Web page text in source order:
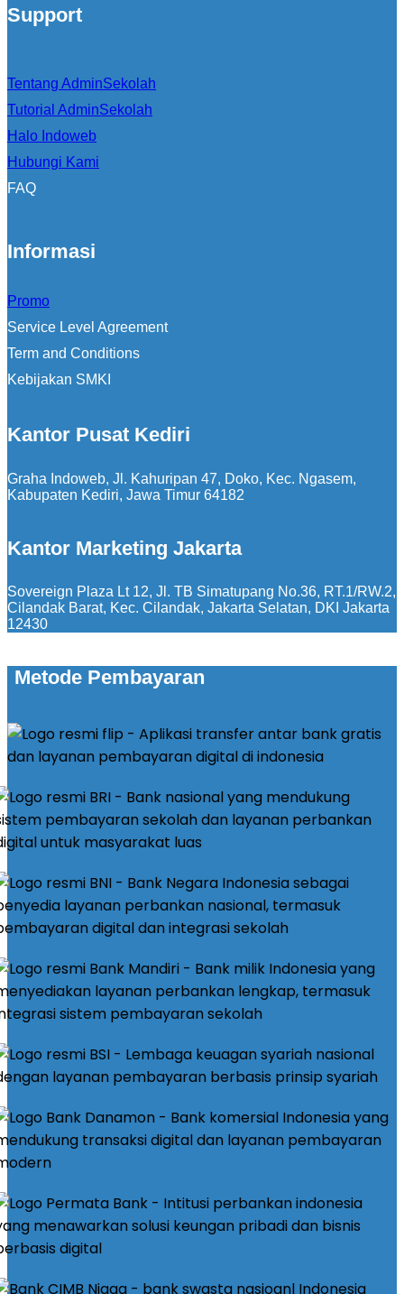
Support
Tentang AdminSekolah
Tutorial AdminSekolah
Halo Indoweb
Hubungi Kami
FAQ
Informasi
Promo
Service Level Agreement
Term and Conditions
Kebijakan SMKI
Kantor Pusat Kediri
Graha Indoweb, Jl. Kahuripan 47, Doko, Kec. Ngasem,
Kabupaten Kediri, Jawa Timur 64182
Kantor Marketing Jakarta
Sovereign Plaza Lt 12, Jl. TB Simatupang No.36, RT.1/RW.2,
Cilandak Barat, Kec. Cilandak, Jakarta Selatan, DKI Jakarta
12430
Metode Pembayaran